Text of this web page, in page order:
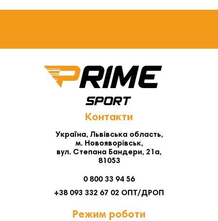
Контакти
Україна, Львівська область,
м. Новояворівськ,
вул. Степана Бандери, 21а,
81053
0 800 33 94 56
+38 093 332 67 02 ОПТ/ДРОП
Режим роботи